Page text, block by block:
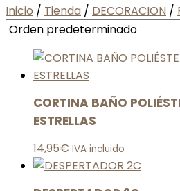
Inicio / Tienda / DECORACION /
CORTINA BAÑO
ESTRELLAS
14,95€ IVA incluido